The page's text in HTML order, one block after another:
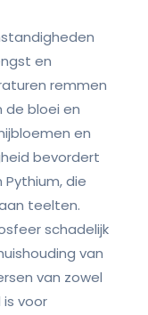
en
remmen
de bloei en
en
bevordert
die
teelten.
schadelijk
van
van zowel
voor